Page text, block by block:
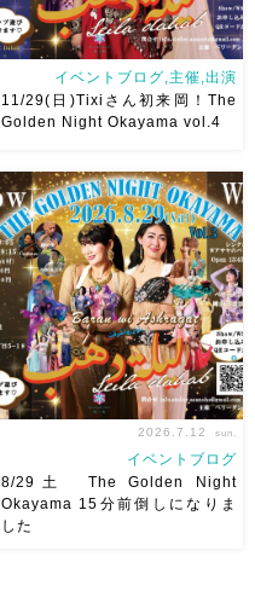
2026/11/29(日)Tixiさん初来
岡！The Golden Night
Okayama vol.4 本日8/1よりお
申し込みスタートです
【
Show 】 Guest DancerTixi
[…]
イベントブログ,主催,出演
11/29(日)Tixiさん初来岡！The
Golden Night Okayama vol.4
2026.7.12 sun.
イベントブログ
8/29土 The Golden Night
Okayama 15分前倒しになりま
した